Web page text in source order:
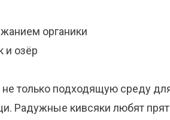
органики
и озёр
только подходящую среду
Радужные кивсяки любят